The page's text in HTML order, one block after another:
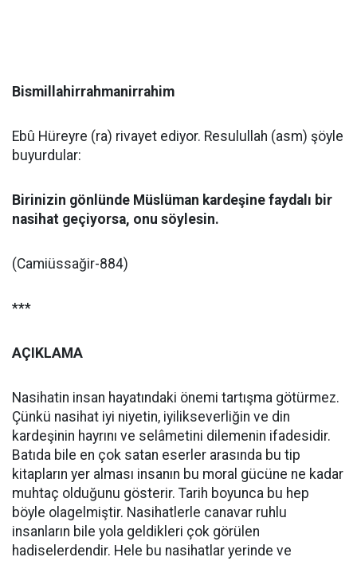
Bismillahirrahmanirrahim
Ebû Hüreyre (ra) rivayet ediyor. Resulullah (asm) şöyle
buyurdular:
Birinizin gönlünde Müslüman kardeşine faydalı bir
nasihat geçiyorsa, onu söylesin.
(Camiüssağir-884)
***
AÇIKLAMA
Nasihatin insan hayatındaki önemi tartışma götürmez.
Çünkü nasihat iyi niyetin, iyilikseverliğin ve din
kardeşinin hayrını ve selâmetini dilemenin ifadesidir.
Batıda bile en çok satan eserler arasında bu tip
kitapların yer alması insanın bu moral gücüne ne kadar
muhtaç olduğunu gösterir. Tarih boyunca bu hep
böyle olagelmiştir. Nasihatlerle canavar ruhlu
insanların bile yola geldikleri çok görü­len
hadiselerdendir. Hele bu nasihatlar yerinde ve